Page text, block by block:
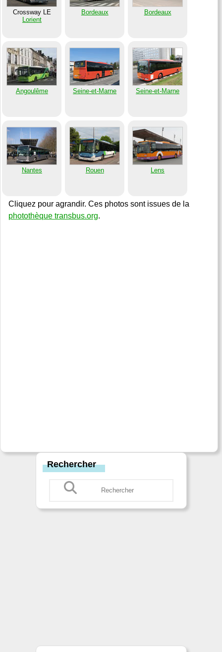
Crossway LE
Lorient
Bordeaux Bordeaux
Angoulême Seine-et-Marne Seine-et-Marne
Nantes Rouen Lens
Cliquez pour agrandir. Ces photos sont issues de la
photothèque transbus.org.
Rechercher